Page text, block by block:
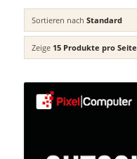
Sortieren nach Standard
Zeige 15 Produkte pro Seite